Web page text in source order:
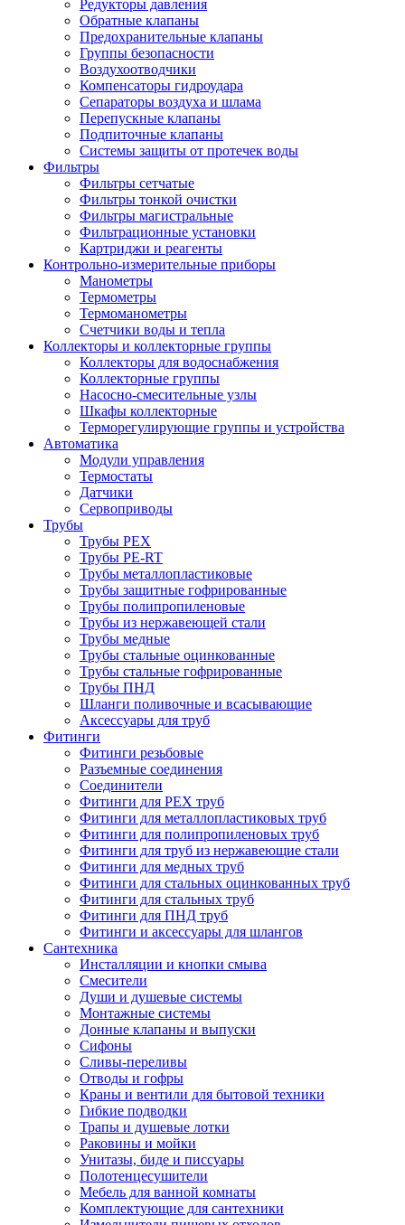
Редукторы давления
Обратные клапаны
Предохранительные клапаны
Группы безопасности
Воздухоотводчики
Компенсаторы гидроудара
Сепараторы воздуха и шлама
Перепускные клапаны
Подпиточные клапаны
Системы защиты от протечек воды
Фильтры
Фильтры сетчатые
Фильтры тонкой очистки
Фильтры магистральные
Фильтрационные установки
Картриджи и реагенты
Контрольно-измерительные приборы
Манометры
Термометры
Термоманометры
Счетчики воды и тепла
Коллекторы и коллекторные группы
Коллекторы для водоснабжения
Коллекторные группы
Насосно-смесительные узлы
Шкафы коллекторные
Терморегулирующие группы и устройства
Автоматика
Модули управления
Термостаты
Датчики
Сервоприводы
Трубы
Трубы PEX
Трубы PE-RT
Трубы металлопластиковые
Трубы защитные гофрированные
Трубы полипропиленовые
Трубы из нержавеющей стали
Трубы медные
Трубы стальные оцинкованные
Трубы стальные гофрированные
Трубы ПНД
Шланги поливочные и всасывающие
Аксессуары для труб
Фитинги
Фитинги резьбовые
Разъемные соединения
Соединители
Фитинги для PEX труб
Фитинги для металлопластиковых труб
Фитинги для полипропиленовых труб
Фитинги для труб из нержавеющие стали
Фитинги для медных труб
Фитинги для стальных оцинкованных труб
Фитинги для стальных труб
Фитинги для ПНД труб
Фитинги и аксессуары для шлангов
Сантехника
Инсталляции и кнопки смыва
Смесители
Души и душевые системы
Монтажные системы
Донные клапаны и выпуски
Сифоны
Сливы-переливы
Отводы и гофры
Краны и вентили для бытовой техники
Гибкие подводки
Трапы и душевые лотки
Раковины и мойки
Унитазы, биде и писсуары
Полотенцесушители
Мебель для ванной комнаты
Комплектующие для сантехники